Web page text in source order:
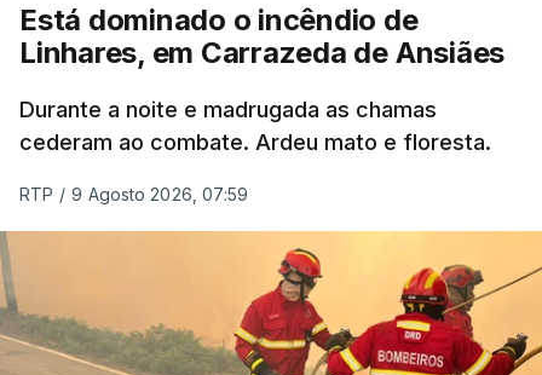
ESTE CONTEÚDO ESTÁ NESTE
Está dominado o incêndio de
Linhares, em Carrazeda de Ansiães
Durante a noite e madrugada as chamas
cederam ao combate. Ardeu mato e floresta.
RTP / 9 Agosto 2026, 07:59